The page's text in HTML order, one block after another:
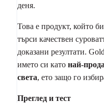
деня.
Това е продукт, който
търси качествен
доказани резултати.
името си като най-
света, ето защо го
Преглед и тест